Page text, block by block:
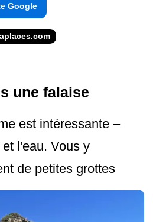
Google
une falaise
est intéressante –
l'eau. Vous y
de petites grottes